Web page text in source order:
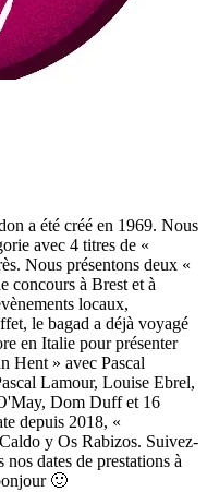
a été créé en 1969. Nous
avec 4 titres de «
Nous présentons deux «
concours à Brest et à
locaux,
le bagad a déjà voyagé
en Italie pour présenter
Hent » avec Pascal
Lamour, Louise Ebrel,
Dom Duff et 16
depuis 2018, «
y Os Rabizos. Suivez-
dates de prestations à
🙂